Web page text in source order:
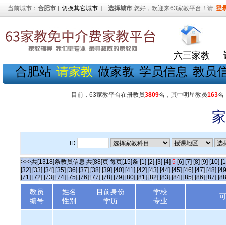
当前城市： 合肥市 [ 切换其它城市 ] 选择城市 您好，欢迎来63家教平台！请 登
六三家教
合肥站 请家教 做家教 学员信息 教员
目前，63家教平台在册教员3809名，其中明星教员163名
ID
>>>共[1318]条教员信息 共[88]页 每页[15]条 [1] [2] [3] [4] 5 [6] [7] [8] [9] [10]
[32] [33] [34] [35] [36] [37] [38] [39] [40] [41] [42] [43] [44] [45] [46] [47] [48]
[71] [72] [73] [74] [75] [76] [77] [78] [79] [80] [81] [82] [83] [84] [85] [86] [87]
教员
编号
姓名
性别
目前身份
学历
学校
专业